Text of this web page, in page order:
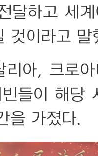
달하고 세
것이라고
리아, 크로
들이 해당
을 가졌다.